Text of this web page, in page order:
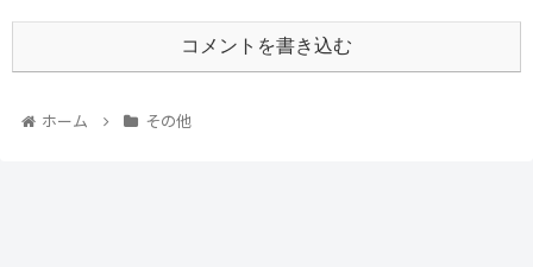
コメントを書き込む
ホーム その他